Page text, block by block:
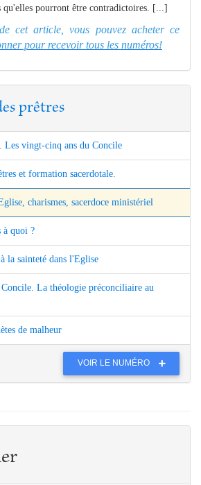
qu'elles pourront être contradictoires. [...]
cet article, vous pouvez acheter ce
pour recevoir tous les numéros!
prêtres
Les vingt-cinq ans du Concile
et formation sacerdotale.
charismes, sacerdoce ministériel
à quoi ?
la sainteté dans l'Eglise
La théologie préconciliaire au
de malheur
VOIR LE NUMÉRO